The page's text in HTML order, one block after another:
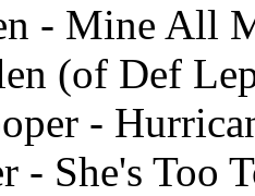
- Mine All
(of Def
-
- She's Too